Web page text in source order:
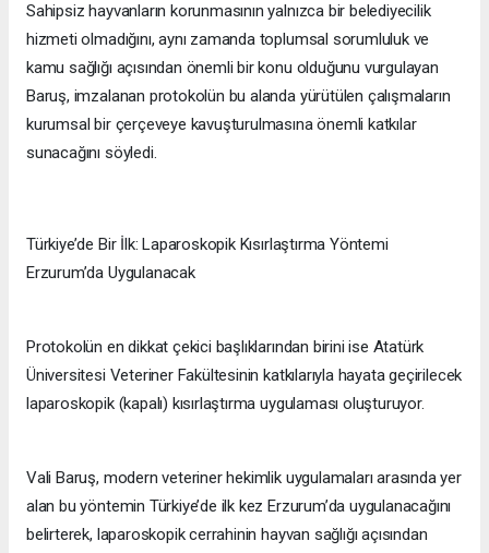
Sahipsiz hayvanların korunmasının yalnızca bir belediyecilik
hizmeti olmadığını, aynı zamanda toplumsal sorumluluk ve
kamu sağlığı açısından önemli bir konu olduğunu vurgulayan
Baruş, imzalanan protokolün bu alanda yürütülen çalışmaların
kurumsal bir çerçeveye kavuşturulmasına önemli katkılar
sunacağını söyledi.
Türkiye’de Bir İlk: Laparoskopik Kısırlaştırma Yöntemi
Erzurum’da Uygulanacak
Protokolün en dikkat çekici başlıklarından birini ise Atatürk
Üniversitesi Veteriner Fakültesinin katkılarıyla hayata geçirilecek
laparoskopik (kapalı) kısırlaştırma uygulaması oluşturuyor.
Vali Baruş, modern veteriner hekimlik uygulamaları arasında yer
alan bu yöntemin Türkiye’de ilk kez Erzurum’da uygulanacağını
belirterek, laparoskopik cerrahinin hayvan sağlığı açısından